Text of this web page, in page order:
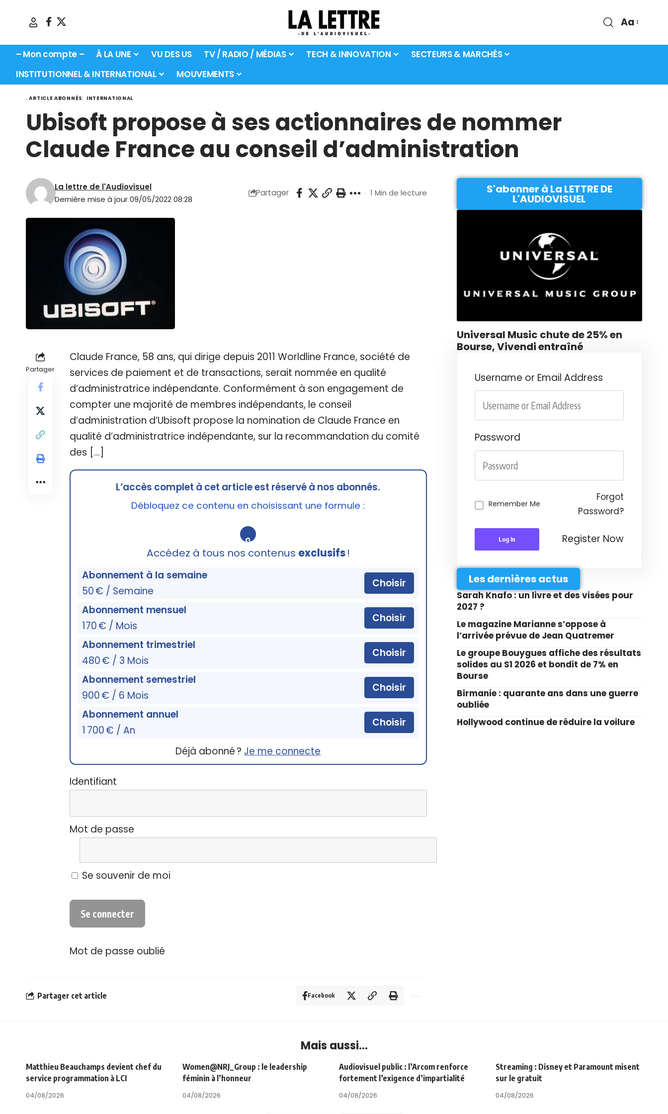
Aa
– Mon compte – À LA UNE VU DES US TV / RADIO / MÉDIAS TECH & INNOVATION
SECTEURS & MARCHÉS
INSTITUTIONNEL & INTERNATIONAL
MOUVEMENTS
. ARTICLE ABONNÉS INTERNATIONAL
Ubisoft propose à ses actionnaires de nommer
Claude France au conseil d’administration
Dernière mise à jour 09/05/2022 08:28
La lettre de l'Audiovisuel
Partager 1 Min de lecture
Partager
Claude France, 58 ans, qui dirige depuis 2011 Worldline France, société de
services de paiement et de transactions, serait nommée en qualité
d’administratrice indépendante. Conformément à son engagement de
compter une majorité de membres indépendants, le conseil
d’administration d’Ubisoft propose la nomination de Claude France en
qualité d’administratrice indépendante, sur la recommandation du comité
des […]
L’accès complet à cet article est réservé à nos abonnés.
Débloquez ce contenu en choisissant une formule :
🔒
Accédez à tous nos contenus exclusifs!
Abonnement à la semaine
50 € / Semaine
Choisir
Abonnement mensuel
170 € / Mois
Choisir
Abonnement trimestriel
480 € / 3 Mois
Choisir
Abonnement semestriel
900 € / 6 Mois
Choisir
Abonnement annuel
1 700 € / An
Choisir
Déjà abonné ? Je me connecte
Identifiant
Mot de passe
Se souvenir de moi
Mot de passe oublié
Partager cet article Facebook
S'abonner à La LETTRE DE
L'AUDIOVISUEL
Universal Music chute de 25% en
Bourse, Vivendi entraîné
Username or Email Address
Password
Remember Me
Forgot
Password?
Log In Register Now
Les dernières actus
Sarah Knafo : un livre et des visées pour
2027 ?
Le magazine Marianne s’oppose à
l’arrivée prévue de Jean Quatremer
Le groupe Bouygues affiche des résultats
solides au S1 2026 et bondit de 7% en
Bourse
Birmanie : quarante ans dans une guerre
oubliée
Hollywood continue de réduire la voilure
Mais aussi...
Matthieu Beauchamps devient chef du
service programmation à LCI
04/08/2026
Women@NRJ_Group : le leadership
féminin à l’honneur
04/08/2026
Audiovisuel public : l’Arcom renforce
fortement l’exigence d’impartialité
04/08/2026
Streaming : Disney et Paramount misent
sur le gratuit
04/08/2026